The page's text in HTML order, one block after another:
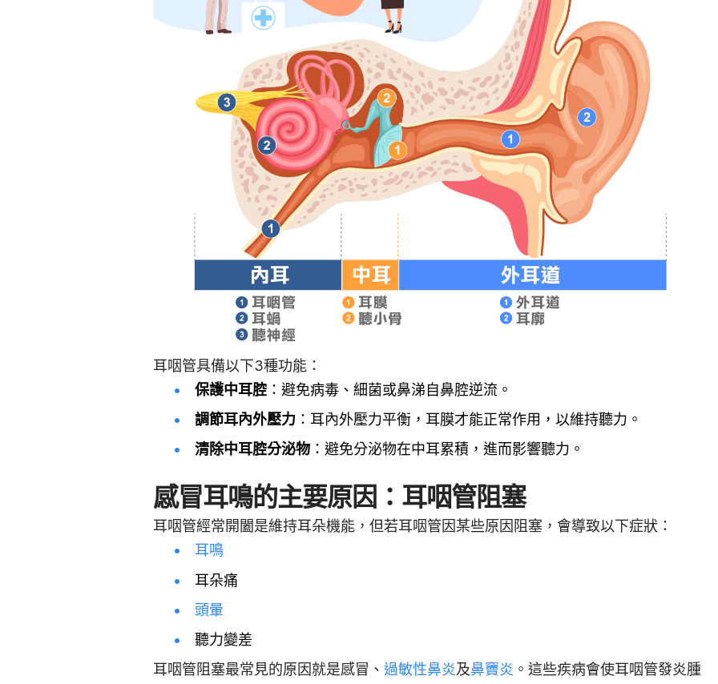
耳咽管具備以下3種功能：
保護中耳腔 ：避免病毒、細菌或鼻涕自鼻腔逆流。
調節耳內外壓力 ：耳內外壓力平衡，耳膜才能正常作用，以維持聽力。
清除中耳腔分泌物 ：避免分泌物在中耳累積，進而影響聽力。
感冒耳鳴的主要原因：耳咽管阻塞
耳咽管經常開闔是維持耳朵機能，但若耳咽管因某些原因阻塞，會導致以下症狀：
耳鳴
耳朵痛
頭暈
聽力變差
耳咽管阻塞最常見的原因就是感冒、 過敏性鼻炎及鼻竇炎 。這些疾病會使耳咽管發炎腫